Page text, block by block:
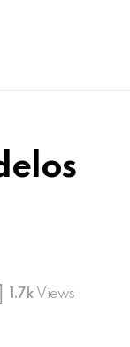
1.7k Views